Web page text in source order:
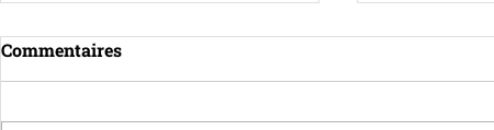
Commentaires